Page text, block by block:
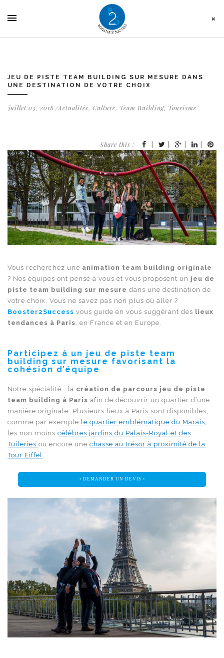
JEU DE PISTE TEAM BUILDING SUR MESURE DANS
UNE DESTINATION DE VOTRE CHOIX
juillet 03, 2018 Actualités, Culture, Team Building, Tourisme
Share this :
Vous recherchez une animation team building originale
? Nos équipes ont pensé à vous et vous proposent un jeu de
piste team building sur mesure dans une destination de
votre choix. Vous ne savez pas non plus où aller ?
Booster2Success vous guide en vous suggérant des lieux
tendances à Paris , en France et en Europe.
Participez à un jeu de piste team
building sur mesure favorisant la
cohésion d’équipe
Notre spécialité : la création de parcours jeu de piste
team building à Paris afin de découvrir un quartier d’une
manière originale. Plusieurs lieux à Paris sont disponibles,
comme par exemple le quartier emblématique du Marais
les non moins célèbres jardins du Palais-Royal et des
Tuileries ou encore une chasse au trésor à proximité de la
Tour Eiffel
• DEMANDER UN DEVIS •
Panneau de gestion des cookies